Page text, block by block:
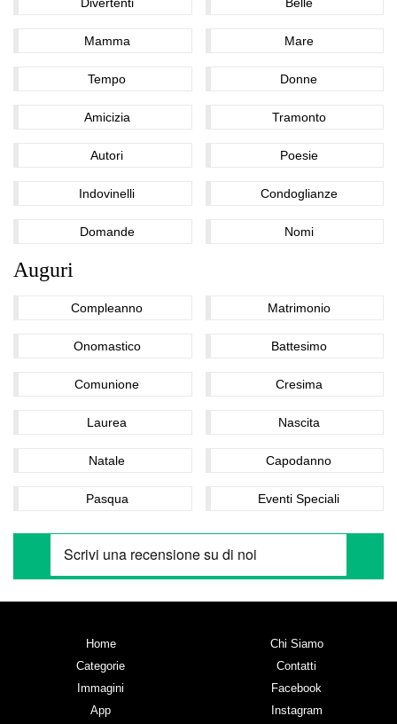
Mamma Mare
Tempo Donne
Amicizia Tramonto
Autori Poesie
Indovinelli Condoglianze
Domande Nomi
Auguri
Compleanno Matrimonio
Onomastico Battesimo
Comunione Cresima
Laurea Nascita
Natale Capodanno
Pasqua Eventi Speciali
Home
Categorie
Immagini
App
Chi Siamo
Contatti
Facebook
Instagram